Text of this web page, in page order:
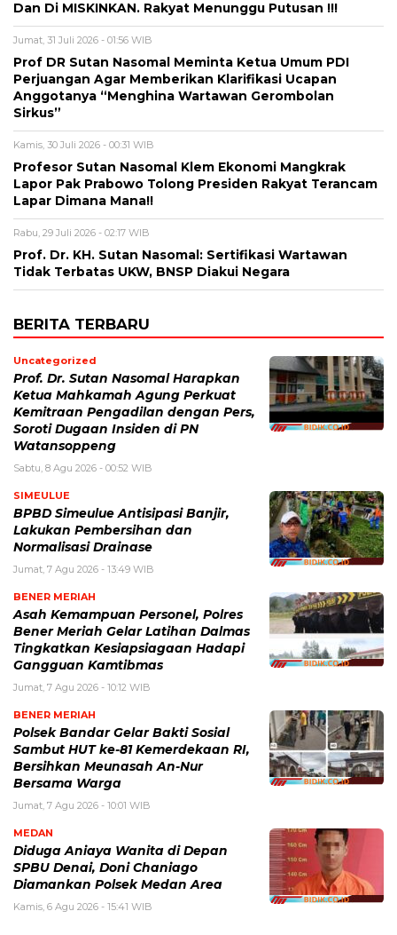
Dan Di MISKINKAN. Rakyat Menunggu Putusan !!!
Jumat, 31 Juli 2026 - 01:56 WIB
Prof DR Sutan Nasomal Meminta Ketua Umum PDI
Perjuangan Agar Memberikan Klarifikasi Ucapan
Anggotanya “Menghina Wartawan Gerombolan
Sirkus”
Kamis, 30 Juli 2026 - 00:31 WIB
Profesor Sutan Nasomal Klem Ekonomi Mangkrak
Lapor Pak Prabowo Tolong Presiden Rakyat Terancam
Lapar Dimana Mana!!
Rabu, 29 Juli 2026 - 02:17 WIB
Prof. Dr. KH. Sutan Nasomal: Sertifikasi Wartawan
Tidak Terbatas UKW, BNSP Diakui Negara
BERITA TERBARU
Uncategorized
Prof. Dr. Sutan Nasomal Harapkan
Ketua Mahkamah Agung Perkuat
Kemitraan Pengadilan dengan Pers,
Soroti Dugaan Insiden di PN
Watansoppeng
Sabtu, 8 Agu 2026 - 00:52 WIB
SIMEULUE
BPBD Simeulue Antisipasi Banjir,
Lakukan Pembersihan dan
Normalisasi Drainase
Jumat, 7 Agu 2026 - 13:49 WIB
BENER MERIAH
Asah Kemampuan Personel, Polres
Bener Meriah Gelar Latihan Dalmas
Tingkatkan Kesiapsiagaan Hadapi
Gangguan Kamtibmas
Jumat, 7 Agu 2026 - 10:12 WIB
BENER MERIAH
Polsek Bandar Gelar Bakti Sosial
Sambut HUT ke-81 Kemerdekaan RI,
Bersihkan Meunasah An-Nur
Bersama Warga
Jumat, 7 Agu 2026 - 10:01 WIB
MEDAN
Diduga Aniaya Wanita di Depan
SPBU Denai, Doni Chaniago
Diamankan Polsek Medan Area
Kamis, 6 Agu 2026 - 15:41 WIB